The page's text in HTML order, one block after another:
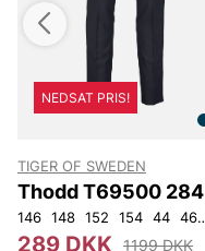
NEDSAT PRIS!
TIGER OF SWEDEN
Thodd T69500 284
146 148 152 154 44 46
289 DKK 1199 DKK